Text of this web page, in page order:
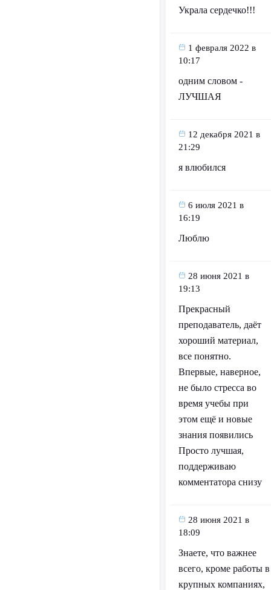
Украла сердечко!!!
1 февраля 2022 в
10:17
одним словом -
ЛУЧШАЯ
12 декабря 2021 в
21:29
я влюбился
6 июля 2021 в
16:19
Люблю
28 июня 2021 в
19:13
Прекрасный
преподаватель, даёт
хороший материал,
все понятно.
Впервые, наверное,
не было стресса во
время учебы при
этом ещё и новые
знания появились
Просто лучшая,
поддерживаю
комментатора снизу
28 июня 2021 в
18:09
Знаете, что важнее
всего, кроме работы в
крупных компаниях,